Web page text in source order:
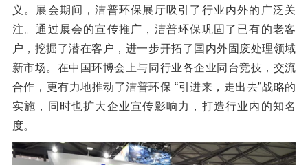
义。展会期间，洁普环保展厅吸引了行业内外的广泛关
注。通过展会的宣传推广，洁普环保巩固了已有的老客
户，挖掘了潜在客户，进一步开拓了国内外固废处理领域
新市场。在中国环博会上与同行业各企业同台竞技，交流
合作，更有力地推动了洁普环保 “引进来，走出去”战略的
实施，同时也扩大企业宣传影响力，打造行业内的知名
度。